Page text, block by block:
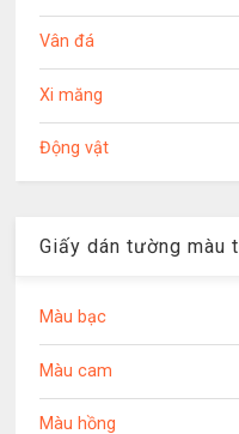
Vân đá
Xi măng
Động vật
Giấy dán tường màu
Màu bạc
Màu cam
Màu hồng